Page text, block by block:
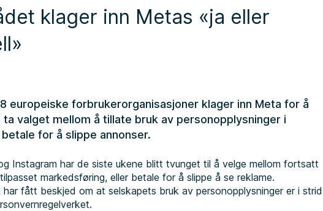
klager inn Metas «ja eller
europeiske forbrukerorganisasjoner klager inn Meta for å
valget mellom å tillate bruk av personopplysninger i
for å slippe annonser.
Instagram har de siste ukene blitt tvunget til å velge mellom fortsatt
markedsføring, eller betale for å slippe å se reklame.
fått beskjed om at selskapets bruk av personopplysninger er i strid